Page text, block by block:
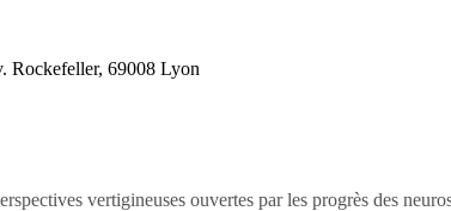
Rockefeller, 69008 Lyon
vertigineuses ouvertes par les progrès des